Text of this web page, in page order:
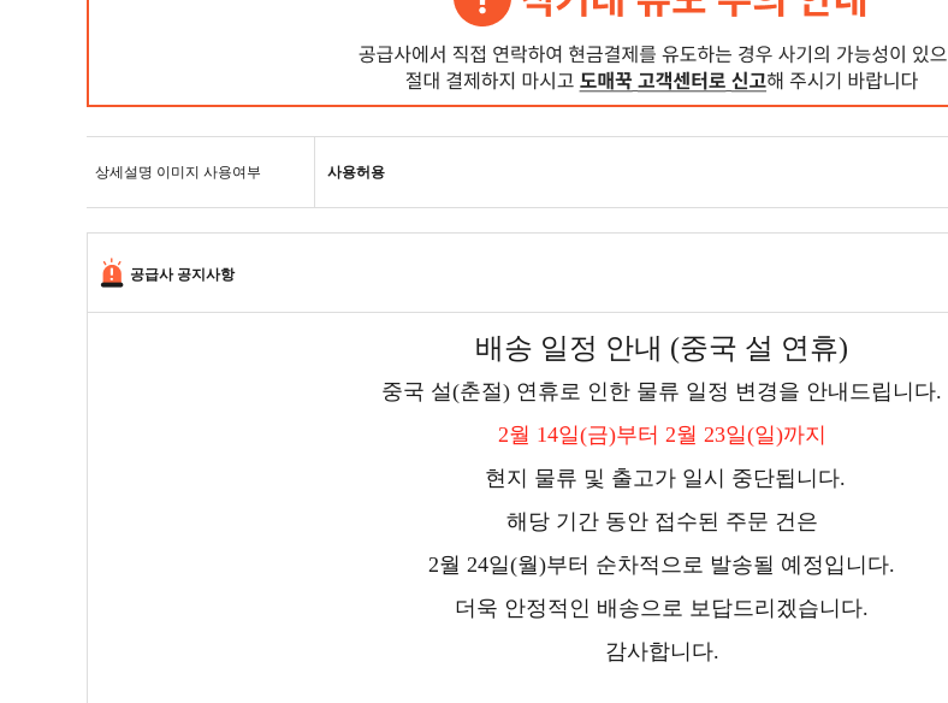
상세설명 이미지 사용여부 사용허용
공급사 공지사항
배송 일정 안내 (중국 설 연휴)
중국 설(춘절) 연휴로 인한 물류 일정 변경을 안내드립니다.
2월 14일(금)부터 2월 23일(일)까지
현지 물류 및 출고가 일시 중단됩니다.
해당 기간 동안 접수된 주문 건은
2월 24일(월)부터 순차적으로 발송될 예정입니다.
더욱 안정적인 배송으로 보답드리겠습니다.
감사합니다.